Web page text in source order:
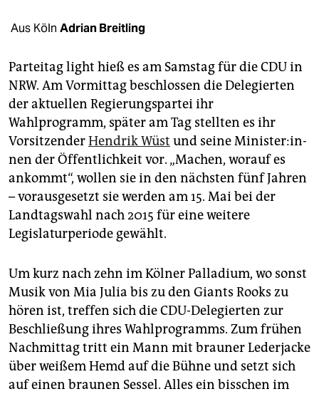
shop
fragen & hilfe
unterstützen
abo
genossenschaft
epaper login
Aus Köln Adrian Breitling
Parteitag light hieß es am Samstag für die CDU in
NRW. Am Vormittag beschlossen die Delegierten
der aktuellen Regierungspartei ihr
Wahlprogramm, später am Tag stellten es ihr
VorsitzenderHendrik Wüst und seine Mi­nis­te­r:in­
nen der Öffentlichkeit vor. „Machen, worauf es
ankommt“, wollen sie in den nächsten fünf Jahren
– vorausgesetzt sie werden am 15. Mai bei der
Landtagswahl nach 2015 für eine weitere
Legislaturperiode gewählt.
Um kurz nach zehn im Kölner Palladium, wo sonst
Musik von Mia Julia bis zu den Giants Rooks zu
hören ist, treffen sich die CDU-Delegierten zur
Beschließung ihres Wahlprogramms. Zum frühen
Nachmittag tritt ein Mann mit brauner Lederjacke
über weißem Hemd auf die Bühne und setzt sich
auf einen braunen Sessel. Alles ein bisschen im